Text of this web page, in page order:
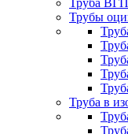
Труба ВГП
Трубы
Труба в